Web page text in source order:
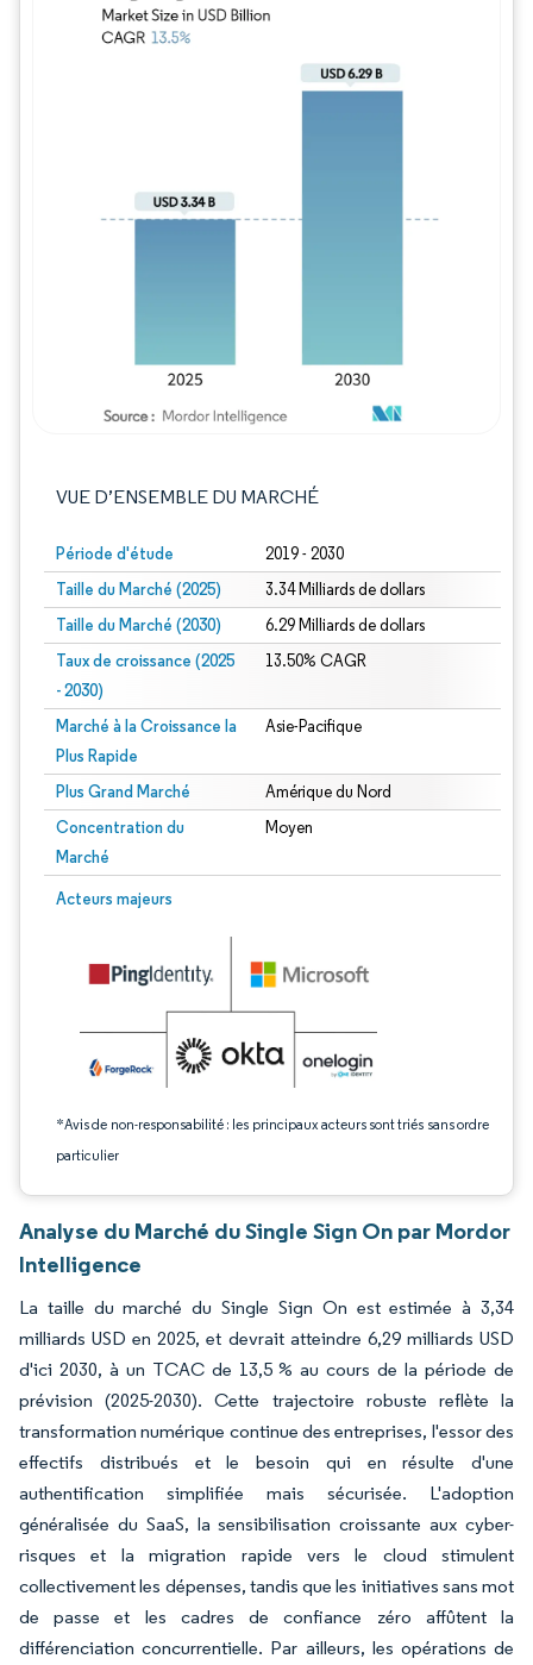
VUE D’ENSEMBLE DU MARCHÉ
Période d'étude 2019 - 2030
Taille du Marché (2025) 3.34 Milliards de dollars
Taille du Marché (2030) 6.29 Milliards de dollars
Taux de croissance (2025
- 2030)
13.50% CAGR
Marché à la Croissance la
Plus Rapide
Asie-Pacifique
Plus Grand Marché Amérique du Nord
Concentration du
Marché
Moyen
Acteurs majeurs
*Avis de non-responsabilité : les principaux acteurs sont triés sans ordre
particulier
Image © Mordor Intelligence. La réutilisation nécessite une attribution sous CC
Image © Mordor Intelligence. La
Analyse du Marché du Single Sign On par Mordor
Intelligence
La taille du marché du Single Sign On est estimée à 3,34
milliards USD en 2025, et devrait atteindre 6,29 milliards USD
d'ici 2030, à un TCAC de 13,5 % au cours de la période de
prévision (2025-2030). Cette trajectoire robuste reflète la
transformation numérique continue des entreprises, l'essor des
effectifs distribués et le besoin qui en résulte d'une
authentification simplifiée mais sécurisée. L'adoption
généralisée du SaaS, la sensibilisation croissante aux cyber-
risques et la migration rapide vers le cloud stimulent
collectivement les dépenses, tandis que les initiatives sans mot
de passe et les cadres de confiance zéro affûtent la
différenciation concurrentielle. Par ailleurs, les opérations de